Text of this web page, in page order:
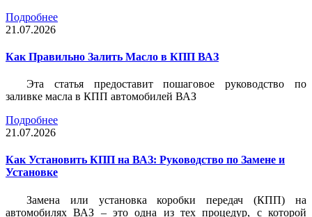
Подробнее
21.07.2026
Как Правильно Залить Масло в КПП ВАЗ
Эта статья предоставит пошаговое руководство по
заливке масла в КПП автомобилей ВАЗ
Подробнее
21.07.2026
Как Установить КПП на ВАЗ: Руководство по Замене и
Установке
Замена или установка коробки передач (КПП) на
автомобилях ВАЗ – это одна из тех процедур, с которой